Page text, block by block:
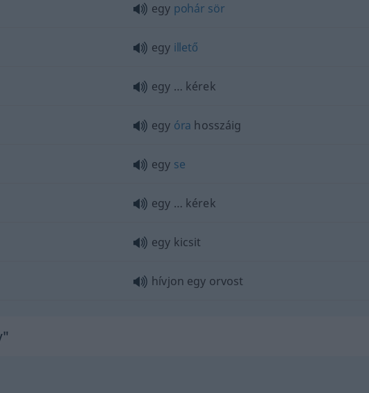
egy pohár sör
egy illető
egy … kérek
egy óra hosszáig
egy se
egy … kérek
egy kicsit
hívjon egy orvost